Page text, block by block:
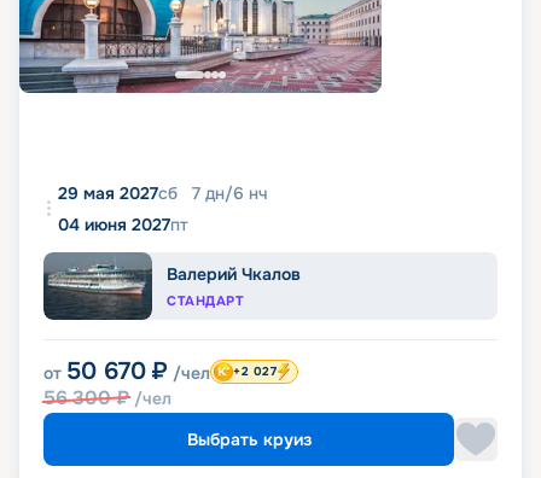
29 мая 2027сб 7 дн/6 нч
04 июня 2027пт
Валерий Чкалов
СТАНДАРТ
от 50 670 ₽ /чел
56 300₽ /чел
+2 027
Выбрать круиз